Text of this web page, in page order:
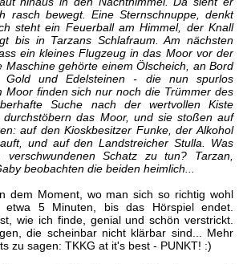
rasch bewegt. Eine Sternschnuppe, denkt
steht ein Feuerball am Himmel, der Knall
bis in Tarzans Schlafraum. Am nächsten
ein kleines Flugzeug in das Moor vor der
Maschine gehörte einem Ölscheich, an Bord
und Edelsteinen - die nun spurlos
Moor finden sich nur noch die Trümmer des
Suche nach der wertvollen Kiste
durchstöbern das Moor, und sie stoßen auf
auf den Kioskbesitzer Funke, der Alkohol
und auf den Landstreicher Stulla. Was
Schatz zu tun? Tarzan,
beobachten die beiden heimlich...
dem Moment, wo man sich so richtig wohl
5 Minuten, bis das Hörspiel endet.
wie ich finde, genial und schön verstrickt.
die scheinbar nicht klärbar sind... Mehr
zu sagen: TKKG at it's best - PUNKT! :)